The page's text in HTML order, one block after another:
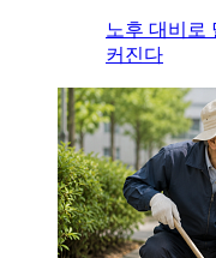
노후 대비로
커진다